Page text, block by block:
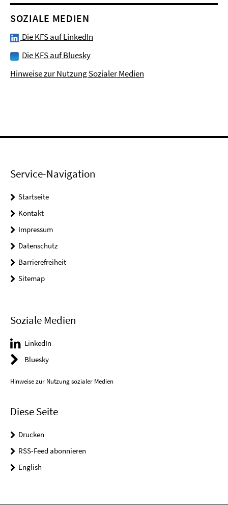
SOZIALE MEDIEN
Die KFS auf LinkedIn
Die KFS auf Bluesky
Hinweise zur Nutzung Sozialer Medien
Service-Navigation
Startseite
Kontakt
Impressum
Datenschutz
Barrierefreiheit
Sitemap
Soziale Medien
LinkedIn
Bluesky
Hinweise zur Nutzung sozialer Medien
Diese Seite
Drucken
RSS-Feed abonnieren
English